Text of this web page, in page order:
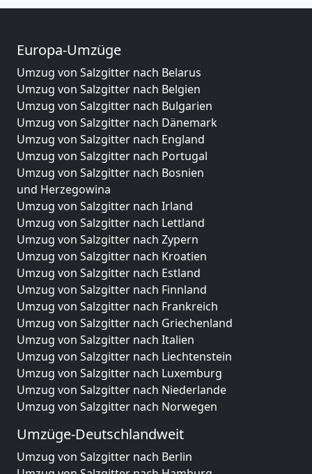
Europa-Umzüge
Umzug von Salzgitter nach Belarus
Umzug von Salzgitter nach Belgien
Umzug von Salzgitter nach Bulgarien
Umzug von Salzgitter nach Dänemark
Umzug von Salzgitter nach England
Umzug von Salzgitter nach Portugal
Umzug von Salzgitter nach Bosnien
und Herzegowina
Umzug von Salzgitter nach Irland
Umzug von Salzgitter nach Lettland
Umzug von Salzgitter nach Zypern
Umzug von Salzgitter nach Kroatien
Umzug von Salzgitter nach Estland
Umzug von Salzgitter nach Finnland
Umzug von Salzgitter nach Frankreich
Umzug von Salzgitter nach Griechenland
Umzug von Salzgitter nach Italien
Umzug von Salzgitter nach Liechtenstein
Umzug von Salzgitter nach Luxemburg
Umzug von Salzgitter nach Niederlande
Umzug von Salzgitter nach Norwegen
Umzüge-Deutschlandweit
Umzug von Salzgitter nach Berlin